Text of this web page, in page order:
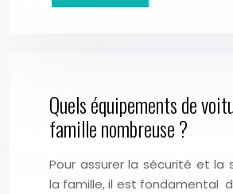
Quels équipements de
famille nombreuse ?
Pour assurer la sécurité et
la famille, il est fondamental